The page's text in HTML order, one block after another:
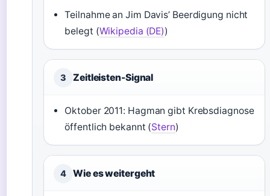
Teilnahme an Jim Davis’ Beerdigung nicht
belegt (Wikipedia (DE))
3 Zeitleisten-Signal
Oktober 2011: Hagman gibt Krebsdiagnose
öffentlich bekannt (Stern)
4 Wie es weitergeht